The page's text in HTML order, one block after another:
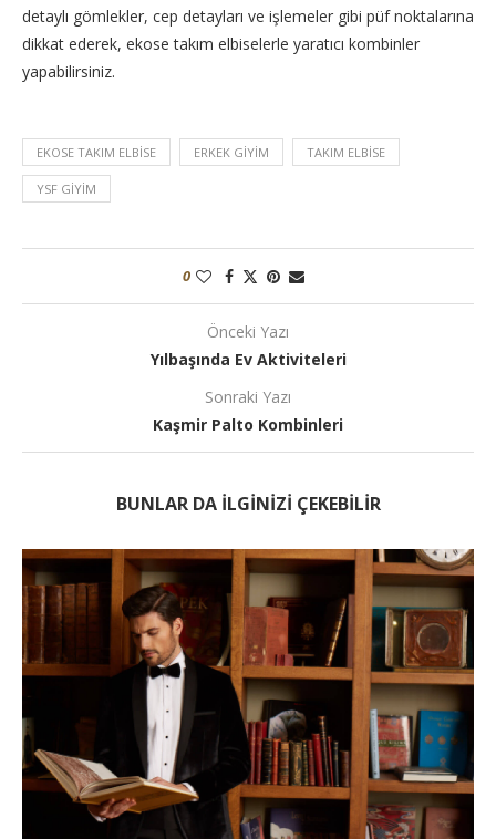
detaylı gömlekler, cep detayları ve işlemeler gibi püf noktalarına
dikkat ederek, ekose takım elbiselerle yaratıcı kombinler
yapabilirsiniz.
EKOSE TAKIM ELBISE ERKEK GIYIM TAKIM ELBISE
YSF GIYIM
0
Önceki Yazı
Yılbaşında Ev Aktiviteleri
Sonraki Yazı
Kaşmir Palto Kombinleri
BUNLAR DA ILGINIZI ÇEKEBILIR